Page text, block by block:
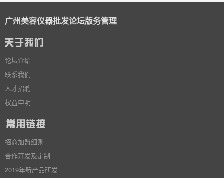
广州美容仪器批发论坛版务管理
论坛介绍
联系我们
人才招聘
权益申明
招商加盟细则
合作开发及定制
2019年新产品研发